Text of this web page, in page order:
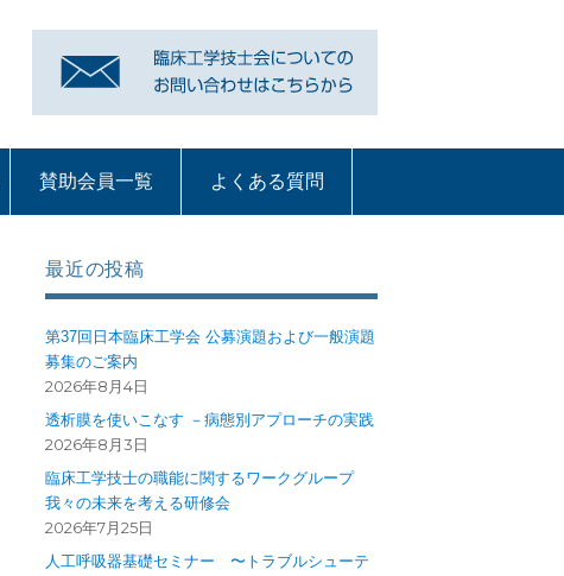
賛助会員一覧 よくある質問
最近の投稿
第37回日本臨床工学会 公募演題および一般演題
募集のご案内
2026年8月4日
透析膜を使いこなす －病態別アプローチの実践
2026年8月3日
臨床工学技士の職能に関するワークグループ
我々の未来を考える研修会
2026年7月25日
人工呼吸器基礎セミナー 〜トラブルシューテ